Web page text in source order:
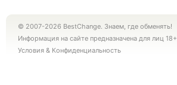
© 2007-2026 BestChange. Знаем, где обменять!
Информация на сайте предназначена для лиц 18+
Условия & Конфиденциальность